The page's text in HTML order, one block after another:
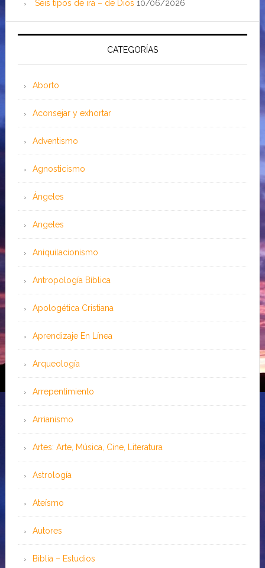
Seis tipos de ira – de Dios 10/06/2026
CATEGORÍAS
Aborto
Aconsejar y exhortar
Adventismo
Agnosticismo
Ángeles
Angeles
Aniquilacionismo
Antropología Bíblica
Apologética Cristiana
Aprendizaje En Línea
Arqueología
Arrepentimiento
Arrianismo
Artes: Arte, Música, Cine, Literatura
Astrología
Ateísmo
Autores
Biblia – Estudios